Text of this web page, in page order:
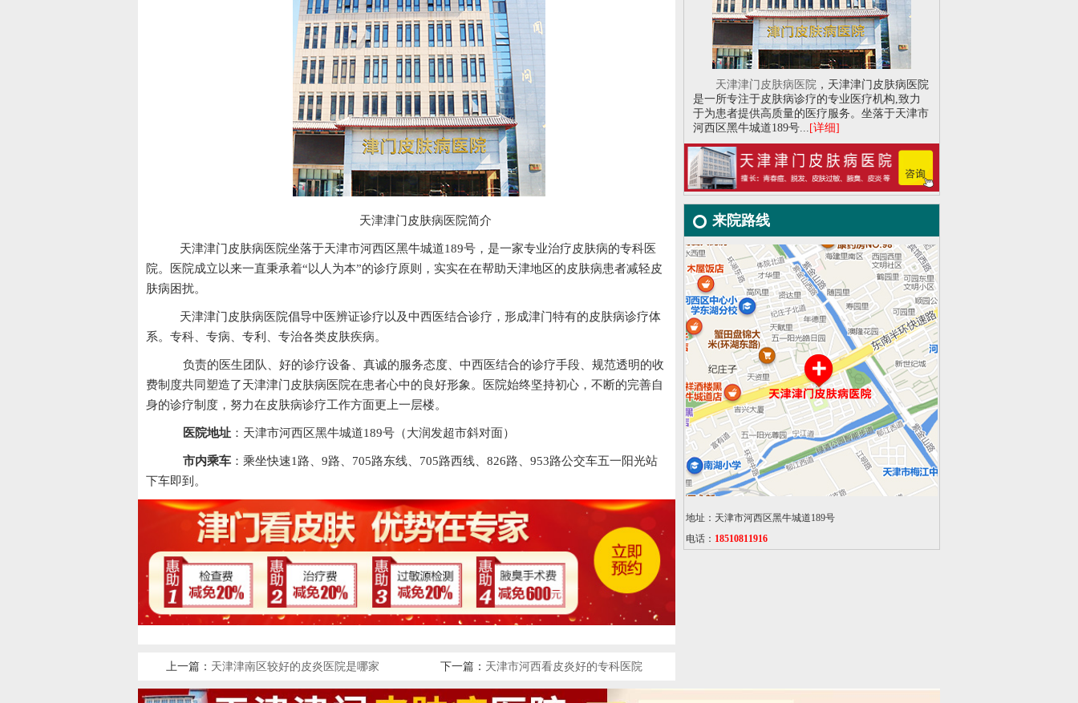
天津津门皮肤病医院简介
天津津门皮肤病医院坐落于天津市河西区黑牛城道189号，是一家专业治疗皮肤病的专科医
院。医院成立以来一直秉承着“以人为本”的诊疗原则，实实在在帮助天津地区的皮肤病患者减轻皮
肤病困扰。
天津津门皮肤病医院倡导中医辨证诊疗以及中西医结合诊疗，形成津门特有的皮肤病诊疗体
系。专科、专病、专利、专治各类皮肤疾病。
负责的医生团队、好的诊疗设备、真诚的服务态度、中西医结合的诊疗手段、规范透明的收
费制度共同塑造了天津津门皮肤病医院在患者心中的良好形象。医院始终坚持初心，不断的完善自
身的诊疗制度，努力在皮肤病诊疗工作方面更上一层楼。
医院地址 ：天津市河西区黑牛城道189号（大润发超市斜对面）
市内乘车 ：乘坐快速1路、9路、705路东线、705路西线、826路、953路公交车五一阳光站
下车即到。
上一篇： 天津津南区较好的皮炎医院是哪家 下一篇： 天津市河西看皮炎好的专科医院
天津津门皮肤病医院，天津津门皮肤病医院
是一所专注于皮肤病诊疗的专业医疗机构,致力
于为患者提供高质量的医疗服务。坐落于天津市
河西区黑牛城道189号... [详细]
来院路线
地址：天津市河西区黑牛城道189号
电话： 18510811916